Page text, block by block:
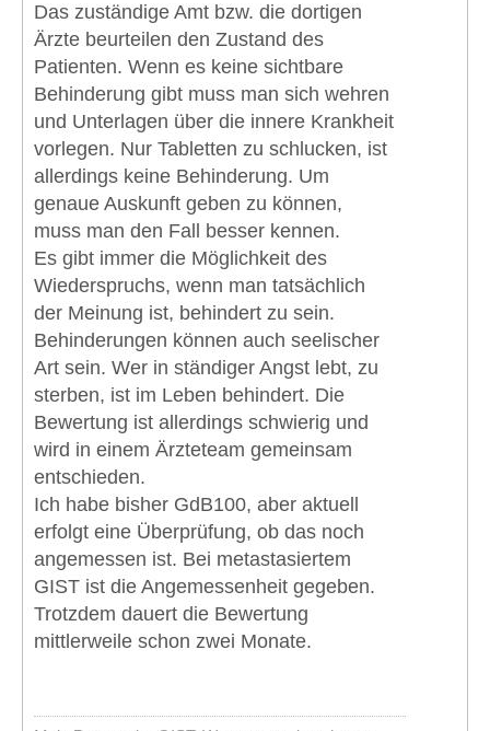
Das zuständige Amt bzw. die dortigen
Ärzte beurteilen den Zustand des
Patienten. Wenn es keine sichtbare
Behinderung gibt muss man sich wehren
und Unterlagen über die innere Krankheit
vorlegen. Nur Tabletten zu schlucken, ist
allerdings keine Behinderung. Um
genaue Auskunft geben zu können,
muss man den Fall besser kennen.
Es gibt immer die Möglichkeit des
Wiederspruchs, wenn man tatsächlich
der Meinung ist, behindert zu sein.
Behinderungen können auch seelischer
Art sein. Wer in ständiger Angst lebt, zu
sterben, ist im Leben behindert. Die
Bewertung ist allerdings schwierig und
wird in einem Ärzteteam gemeinsam
entschieden.
Ich habe bisher GdB100, aber aktuell
erfolgt eine Überprüfung, ob das noch
angemessen ist. Bei metastasiertem
GIST ist die Angemessenheit gegeben.
Trotzdem dauert die Bewertung
mittlerweile schon zwei Monate.